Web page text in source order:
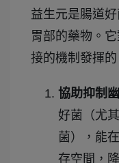
益生元是腸道
胃部的藥物。
接的機制發揮的
協助抑制
好菌（尤
菌），能
存空間，